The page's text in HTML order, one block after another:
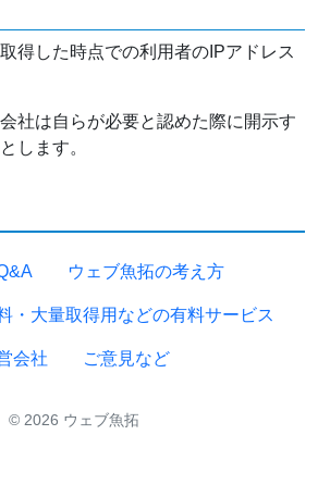
得した時点での利用者のIPアドレス
社は自らが必要と認めた際に開示す
します。
ウェブ魚拓の考え方
・大量取得用などの有料サービス
会社 ご意見など
© 2026 ウェブ魚拓